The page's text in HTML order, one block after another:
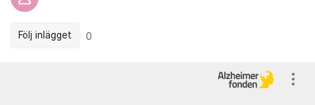
Följ inlägget 0